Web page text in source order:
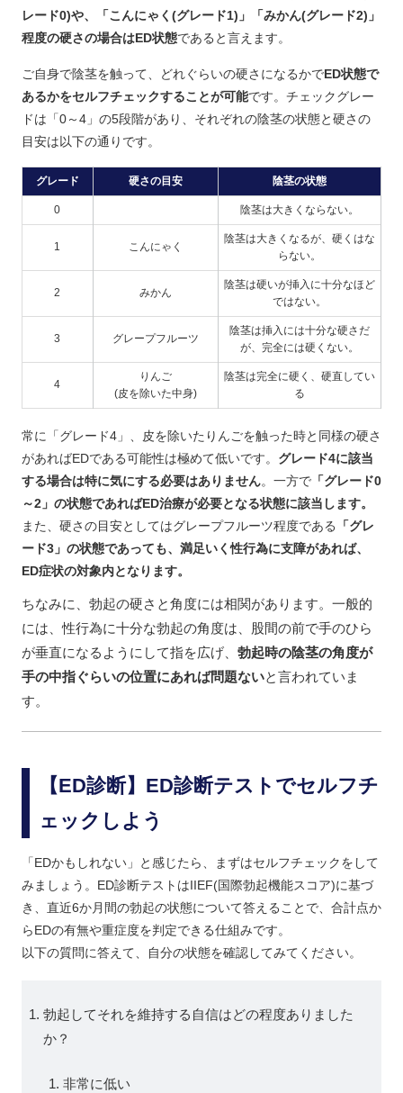
レード0)や、「こんにゃく(グレード1)」「みかん(グレード2)」
程度の硬さの場合はED状態であると言えます。
ご自身で陰茎を触って、どれぐらいの硬さになるかでED状態で
あるかをセルフチェックすることが可能です。チェックグレー
ドは「0～4」の5段階があり、それぞれの陰茎の状態と硬さの
目安は以下の通りです。
グレード 硬さの目安 陰茎の状態
0 陰茎は大きくならない。
1 こんにゃく
陰茎は大きくなるが、硬くはな
らない。
2 みかん
陰茎は硬いが挿入に十分なほど
ではない。
3 グレープフルーツ
陰茎は挿入には十分な硬さだ
が、完全には硬くない。
4
りんご
(皮を除いた中身)
陰茎は完全に硬く、硬直してい
る
常に「グレード4」、皮を除いたりんごを触った時と同様の硬さ
があればEDである可能性は極めて低いです。 グレード4に該当
する場合は特に気にする必要はありません。一方で「グレード0
～2」の状態であればED治療が必要となる状態に該当します。
また、硬さの目安としてはグレープフルーツ程度である
「グレ
ード3」の状態であっても、満足いく性行為に支障があれば、
ED症状の対象内となります。
ちなみに、勃起の硬さと角度には相関があります。一般的
には、性行為に十分な勃起の角度は、股間の前で手のひら
が垂直になるようにして指を広げ、 勃起時の陰茎の角度が
手の中指ぐらいの位置にあれば問題ないと言われていま
す。
【ED診断】ED診断テストでセルフチ
ェックしよう
「EDかもしれない」と感じたら、まずはセルフチェックをして
みましょう。ED診断テストはIIEF(国際勃起機能スコア)に基づ
き、直近6か月間の勃起の状態について答えることで、合計点か
らEDの有無や重症度を判定できる仕組みです。
以下の質問に答えて、自分の状態を確認してみてください。
勃起してそれを維持する自信はどの程度ありました
か？
非常に低い